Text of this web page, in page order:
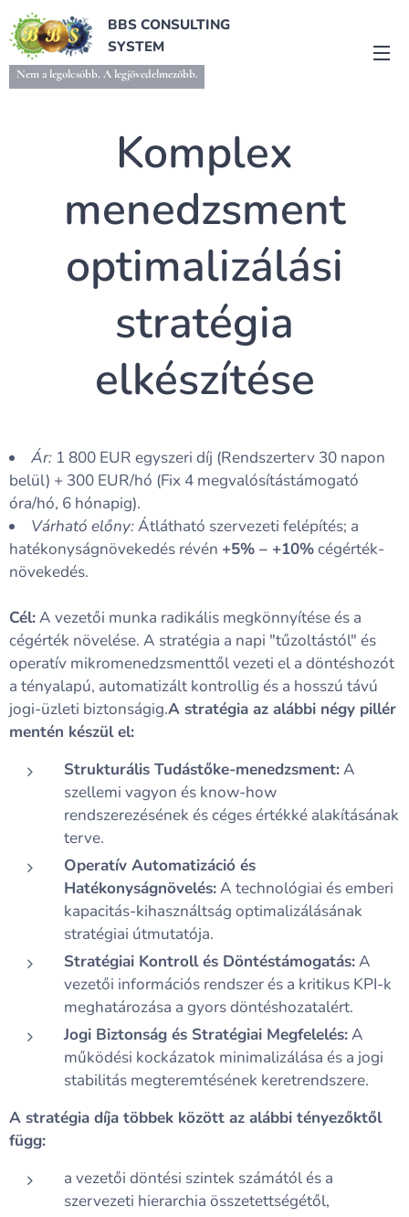
BBS CONSULTING
SYSTEM
Nem a legolcsóbb. A legjövedelmezőbb.
Komplex
menedzsment
optimalizálási
stratégia
elkészítése
Ár: 1 800 EUR egyszeri díj (Rendszerterv 30 napon
belül) + 300 EUR/hó (Fix 4 megvalósítástámogató
óra/hó, 6 hónapig).
Várható előny:Átlátható szervezeti felépítés; a
hatékonyságnövekedés révén +5% – +10%cégérték-
növekedés.
Cél:A vezetői munka radikális megkönnyítése és a
cégérték növelése. A stratégia a napi "tűzoltástól" és
operatív mikromenedzsmenttől vezeti el a döntéshozót
a tényalapú, automatizált kontrollig és a hosszú távú
jogi-üzleti biztonságig.A stratégia az alábbi négy pillér
mentén készül el:
Strukturális Tudástőke-menedzsment:A
szellemi vagyon és know-how
rendszerezésének és céges értékké alakításának
terve.
Operatív Automatizáció és
Hatékonyságnövelés:A technológiai és emberi
kapacitás-kihasználtság optimalizálásának
stratégiai útmutatója.
Stratégiai Kontroll és Döntéstámogatás:A
vezetői információs rendszer és a kritikus KPI-k
meghatározása a gyors döntéshozatalért.
Jogi Biztonság és Stratégiai Megfelelés:A
működési kockázatok minimalizálása és a jogi
stabilitás megteremtésének keretrendszere.
A stratégia díja többek között az alábbi tényezőktől
függ:
a vezetői döntési szintek számától és a
szervezeti hierarchia összetettségétől,